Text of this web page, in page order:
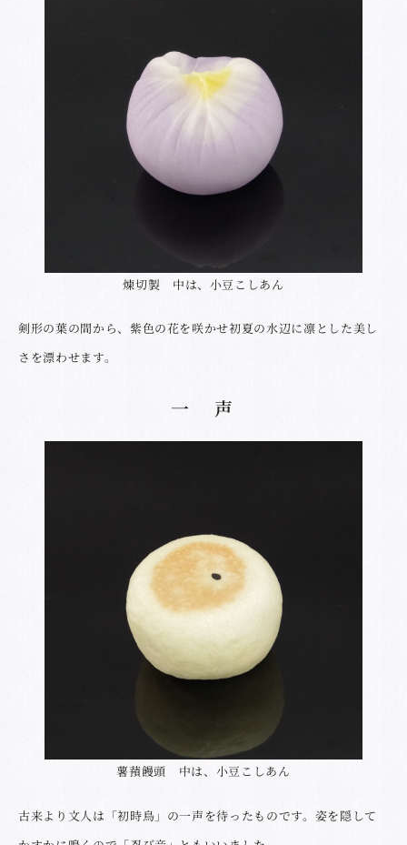
煉切製 中は、小豆こしあん
剣形の葉の間から、紫色の花を咲かせ初夏の水辺に凛とした美し
さを漂わせます。
一 声
薯蕷饅頭 中は、小豆こしあん
古来より文人は「初時鳥」の一声を待ったものです。姿を隠して